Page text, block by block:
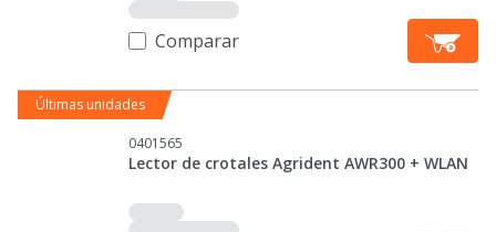
Comparar
Últimas unidades
0401565
Lector de crotales Agrident AWR300 + WLAN